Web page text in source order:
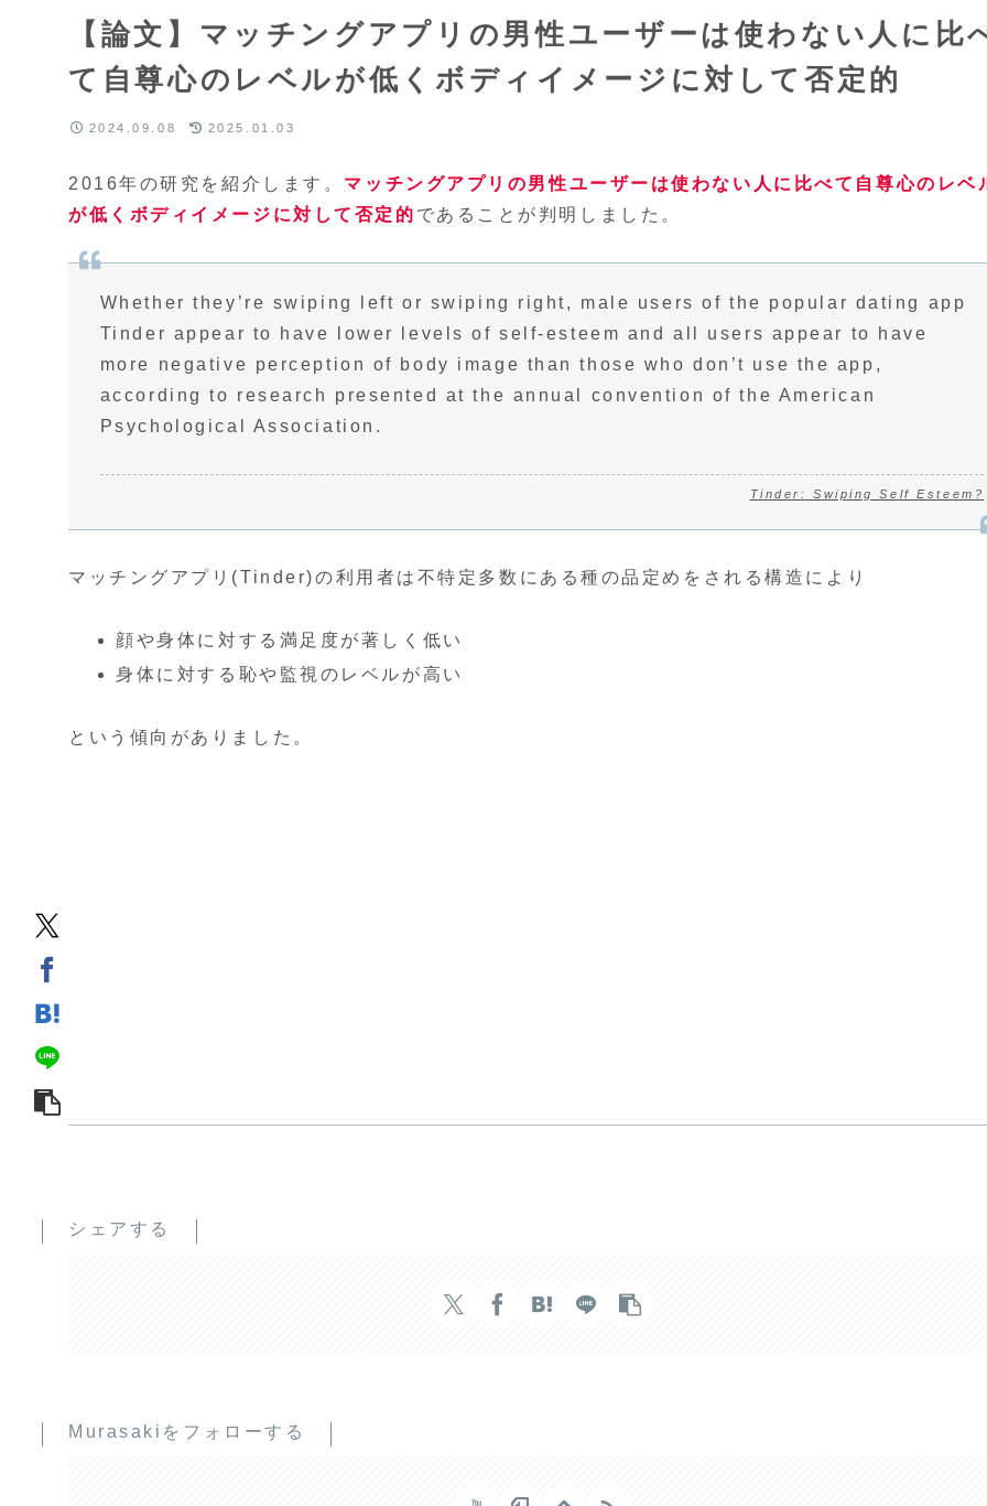
【論文】マッチングアプリの男性ユーザーは使わない人に比
て自尊心のレベルが低くボディイメージに対して否定的
2024.09.08 2025.01.03
2016年の研究を紹介します。 マッチングアプリの男性ユーザーは使わない人に比べて自尊心のレベ
が低くボディイメージに対して否定的 であることが判明しました。
Whether they’re swiping left or swiping right, male users of the popular dating app
Tinder appear to have lower levels of self-esteem and all users appear to have
more negative perception of body image than those who don’t use the app,
according to research presented at the annual convention of the American
Psychological Association.
Tinder: Swiping Self Esteem?
マッチングアプリ(Tinder)の利用者は不特定多数にある種の品定めをされる構造により
顔や身体に対する満足度が著しく低い
身体に対する恥や監視のレベルが高い
という傾向がありました。
シェアする
Murasakiをフォローする